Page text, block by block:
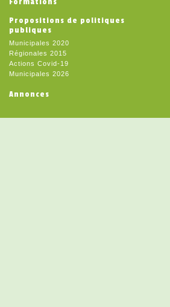
Propositions de politiques
publiques
Municipales 2020
Régionales 2015
Actions Covid-19
Municipales 2026
Annonces